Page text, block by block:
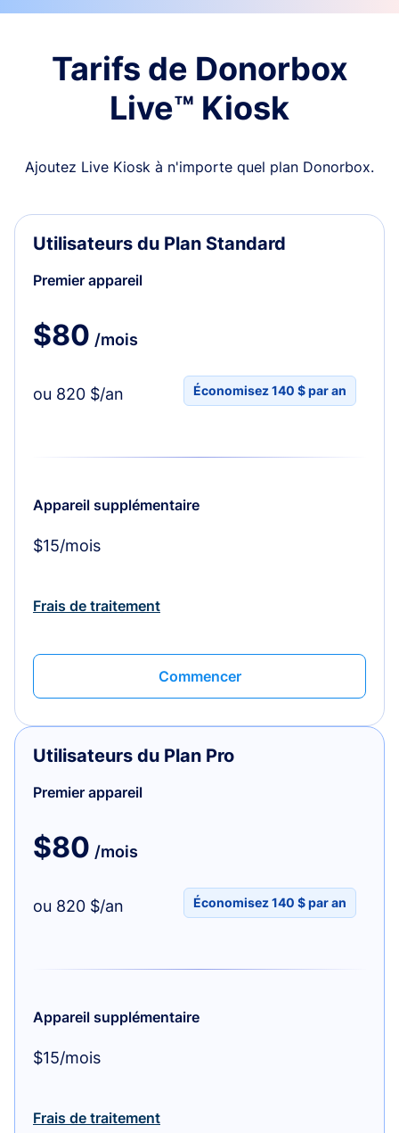
Tarifs de Donorbox
Live™ Kiosk
Ajoutez Live Kiosk à n'importe quel plan Donorbox.
Utilisateurs du Plan Standard
Premier appareil
$80 /mois
ou 820 $/an Économisez 140 $ par an
Appareil supplémentaire
$15/mois
Frais de traitement
Commencer
Utilisateurs du Plan Pro
Premier appareil
$80 /mois
ou 820 $/an Économisez 140 $ par an
Appareil supplémentaire
$15/mois
Frais de traitement